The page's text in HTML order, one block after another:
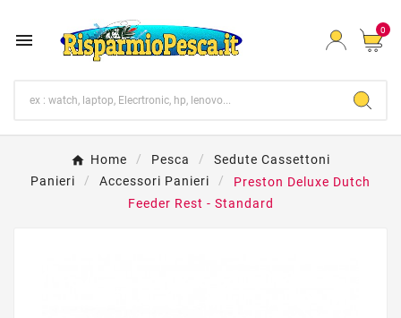
 0
Home Pesca
Sedute Cassettoni
Panieri
Accessori Panieri
Preston Deluxe Dutch
Feeder Rest - Standard